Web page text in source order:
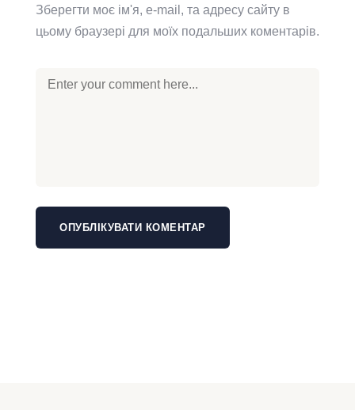
Зберегти моє ім'я, e-mail, та адресу сайту в
цьому браузері для моїх подальших коментарів.